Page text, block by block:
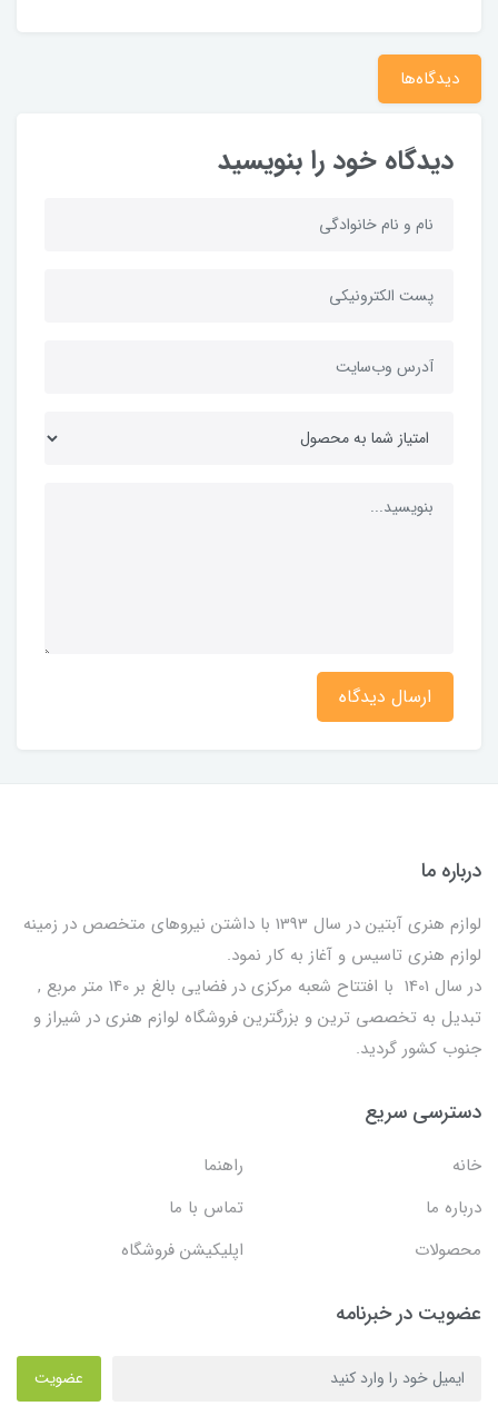
دیدگاه‌ها
دیدگاه خود را بنویسید
ارسال دیدگاه
درباره ما
لوازم هنری آبتین در سال 1393 با داشتن نیروهای متخصص در زمینه
لوازم هنری تاسیس و آغاز به کار نمود.
در سال 1401 با افتتاح شعبه مرکزی در فضایی بالغ بر 140 متر مربع ,
تبدیل به تخصصی ترین و بزرگترین فروشگاه لوازم هنری در شیراز و
جنوب کشور گردید.
دسترسی سریع
خانه
راهنما
درباره ما
تماس با ما
محصولات
اپلیکیشن فروشگاه
عضویت در خبرنامه
عضویت